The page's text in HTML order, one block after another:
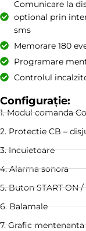
Comunicare la
optional prin
sms
Memorare 180
Programare
Controlul
Configurație:
1. Modul comanda
2. Protectie CB –
3. Incuietoare
4. Alarma sonora
5. Buton START ON /
6. Balamale
7. Grafic mentenanta